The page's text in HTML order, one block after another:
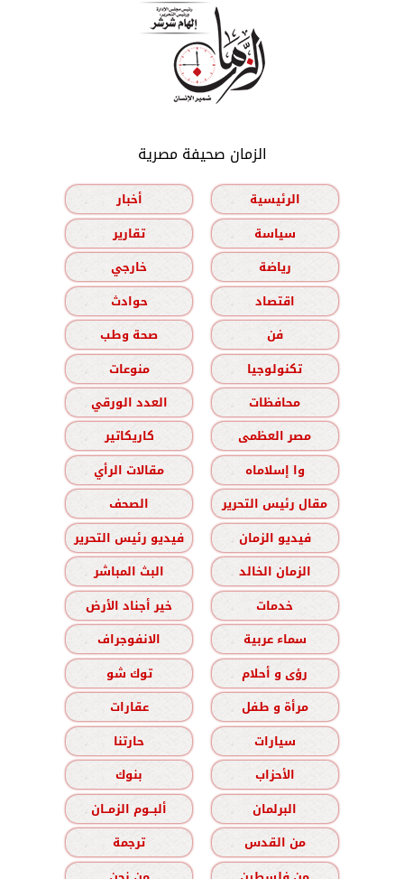
الزمان صحيفة مصرية
الرئيسية
أخبار
سياسة
تقارير
رياضة
خارجي
اقتصاد
حوادث
فن
صحة وطب
تكنولوجيا
منوعات
محافظات
العدد الورقي
مصر العظمى
كاريكاتير
وا إسلاماه
مقالات الرأي
مقال رئيس التحرير
الصحف
فيديو الزمان
فيديو رئيس التحرير
الزمان الخالد
البث المباشر
خدمات
خير أجناد الأرض
سماء عربية
الانفوجراف
رؤى و أحلام
توك شو
مرأة و طفل
عقارات
سيارات
حارتنا
الأحزاب
بنوك
البرلمان
ألبــوم الزمــان
من القدس
ترجمة